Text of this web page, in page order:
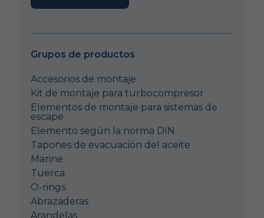
Grupos de productos
Accesorios de montaje
Kit de montaje para turbocompresor
Elementos de montaje para sistemas de
escape
Elemento según la norma DIN
Tapones de evacuación del aceite
Marine
Tuerca
O-rings
Abrazaderas
Arandelas